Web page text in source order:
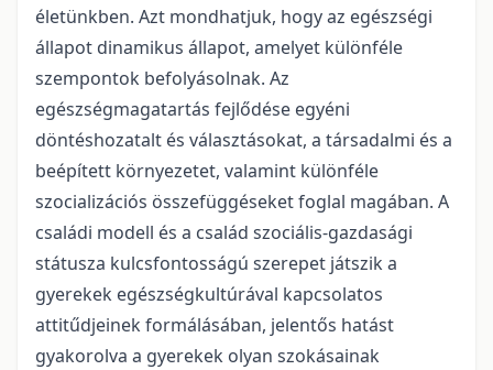
életünkben. Azt mondhatjuk, hogy az egészségi
állapot dinamikus állapot, amelyet különféle
szempontok befolyásolnak. Az
egészségmagatartás fejlődése egyéni
döntéshozatalt és választásokat, a társadalmi és a
beépített környezetet, valamint különféle
szocializációs összefüggéseket foglal magában. A
családi modell és a család szociális-gazdasági
státusza kulcsfontosságú szerepet játszik a
gyerekek egészségkultúrával kapcsolatos
attitűdjeinek formálásában, jelentős hatást
gyakorolva a gyerekek olyan szokásainak